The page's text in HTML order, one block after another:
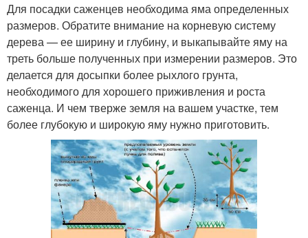
Для посадки саженцев необходима яма определенных
размеров. Обратите внимание на корневую систему
дерева — ее ширину и глубину, и выкапывайте яму на
треть больше полученных при измерении размеров. Это
делается для досыпки более рыхлого грунта,
необходимого для хорошего приживления и роста
саженца. И чем тверже земля на вашем участке, тем
более глубокую и широкую яму нужно приготовить.